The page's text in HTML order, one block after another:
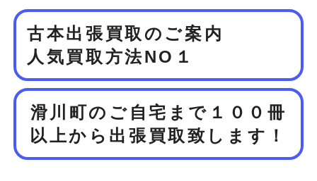
古本出張買取のご案内
人気買取方法NO１
滑川町のご自宅まで１００冊
以上から 出張買取致します！